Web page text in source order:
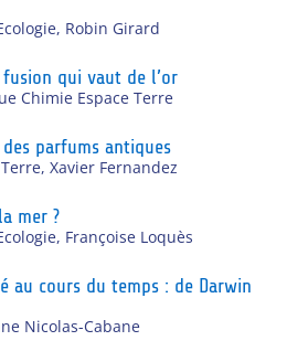
, Robin Girard
qui vaut de l’or
Chimie Espace Terre
parfums antiques
,Xavier Fernandez
mer ?
, Françoise Loquès
au cours du temps : de Darwin
Nicolas-Cabane